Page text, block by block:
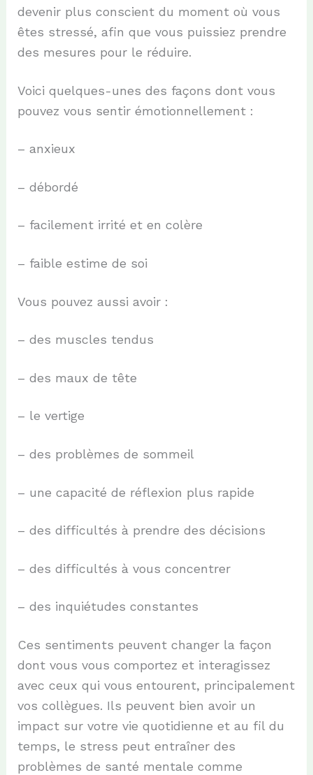
devenir plus conscient du moment où vous
êtes stressé, afin que vous puissiez prendre
des mesures pour le réduire.
Voici quelques-unes des façons dont vous
pouvez vous sentir émotionnellement :
– anxieux
– débordé
– facilement irrité et en colère
– faible estime de soi
Vous pouvez aussi avoir :
– des muscles tendus
– des maux de tête
– le vertige
– des problèmes de sommeil
– une capacité de réflexion plus rapide
– des difficultés à prendre des décisions
– des difficultés à vous concentrer
– des inquiétudes constantes
Ces sentiments peuvent changer la façon
dont vous vous comportez et interagissez
avec ceux qui vous entourent, principalement
vos collègues. Ils peuvent bien avoir un
impact sur votre vie quotidienne et au fil du
temps, le stress peut entraîner des
problèmes de santé mentale comme